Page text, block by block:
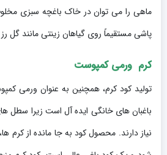
ماهی را می توان در خاک باغچه سبزی
پاشی مستقیماً روی گیاهان زینتی مانند گل رز
کرم ورمی کمپوست
تولید کود کرم، همچنین به عنوان ورمی
باغبان های خانگی ایده آل است زیرا
نیاز دارند. محصول کود به جا مانده از کرم